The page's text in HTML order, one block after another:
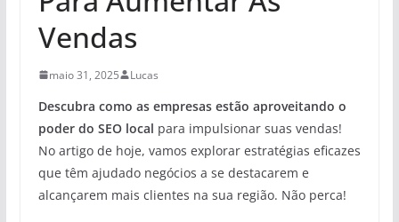
Vendas
maio 31, 2025 Lucas
Descubra como as empresas estão aproveitando o
poder do SEO local para impulsionar suas vendas!
No artigo de hoje, vamos explorar estratégias eficazes
que têm ajudado negócios a se destacarem e
alcançarem mais clientes na sua região. Não perca!